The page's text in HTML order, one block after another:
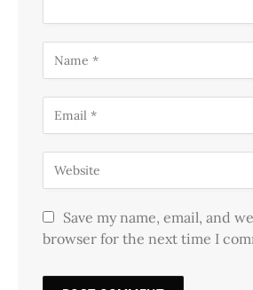
Save my name, email, and
browser for the next time I